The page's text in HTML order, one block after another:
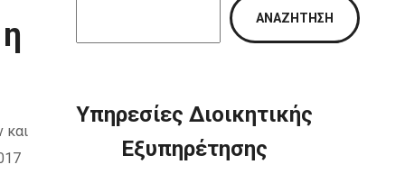
και
ΑΝΑΖΉΤΗΣΗ
Υπηρεσίες Διοικητικής
Εξυπηρέτησης